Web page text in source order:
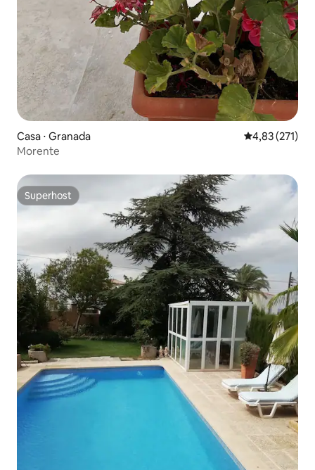
Casa ⋅ Granada 4,83 de uma
4,83 (271)
Morente
Superhost
Superhost